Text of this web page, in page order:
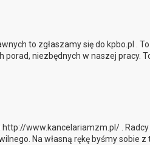
to zgłaszamy się do kpbo.pl .
niezbędnych w naszej pracy.
www.kancelariamzm.pl/ .
Na własną rękę byśmy sobie z